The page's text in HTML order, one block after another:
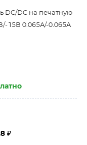
DC/DC на печатную
15В 0.065A/-0.065A
₽